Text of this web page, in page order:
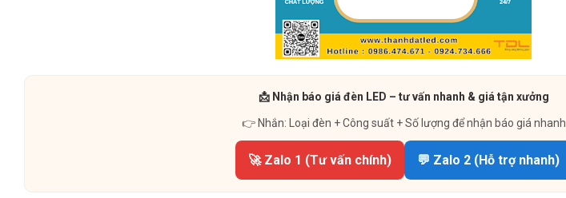
📩 Nhận báo giá đèn LED – tư vấn nhanh & giá tận xưởng
👉 Nhắn: Loại đèn + Công suất + Số lượng để nhận báo giá nhanh
🚀 Zalo 1 (Tư vấn chính) 💬 Zalo 2 (Hỗ trợ nhanh)